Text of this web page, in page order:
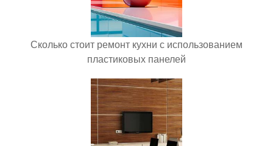
Сколько стоит ремонт кухни с использованием
пластиковых панелей